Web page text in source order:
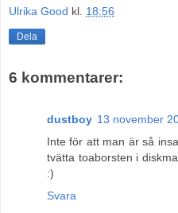
Ulrika Good kl. 18:56
Dela
6 kommentarer:
dustboy 13 november
Inte för att man är så
tvätta toaborsten i
:)
Svara